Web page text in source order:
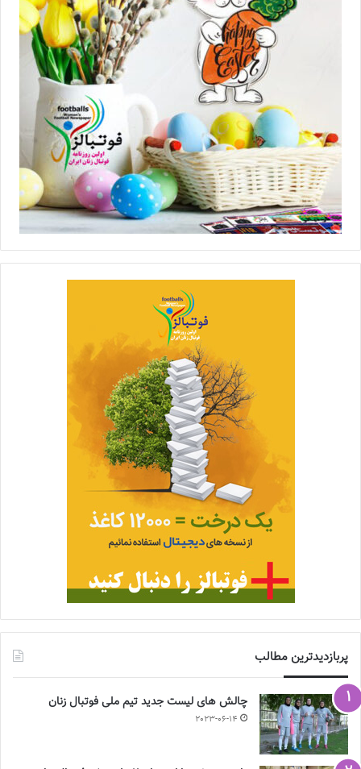
پربازدیدترین مطالب
چالش هاى ليست جدید تيم ملى فوتبال زنان
2023-06-14